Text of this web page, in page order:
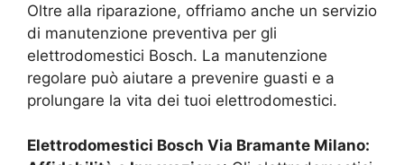
Oltre alla riparazione, offriamo anche un servizio
di manutenzione preventiva per gli
elettrodomestici Bosch. La manutenzione
regolare può aiutare a prevenire guasti e a
prolungare la vita dei tuoi elettrodomestici.
Elettrodomestici Bosch Via Bramante Milano: